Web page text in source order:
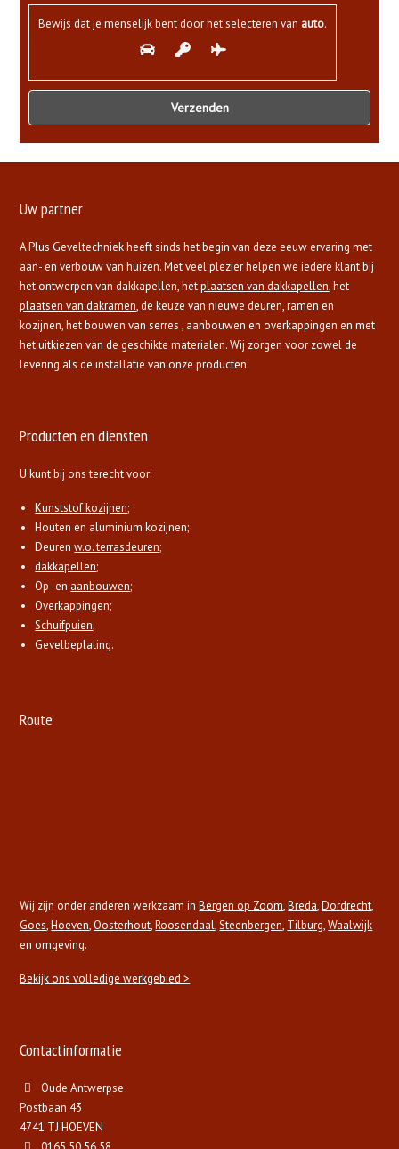
Bewijs dat je menselijk bent door het selecteren van auto.
Uw partner
A Plus Geveltechniek heeft sinds het begin van deze eeuw ervaring met
aan- en verbouw van huizen. Met veel plezier helpen we iedere klant bij
het ontwerpen van dakkapellen, hetplaatsen van dakkapellen, het
plaatsen van dakramen, de keuze van nieuwe deuren, ramen en
kozijnen, het bouwen van serres , aanbouwen en overkappingen en met
het uitkiezen van de geschikte materialen. Wij zorgen voor zowel de
levering als de installatie van onze producten.
Producten en diensten
U kunt bij ons terecht voor:
Kunststof kozijnen;
Houten en aluminium kozijnen;
Deurenw.o. terrasdeuren;
dakkapellen;
Op- en aanbouwen;
Overkappingen;
Schuifpuien;
Gevelbeplating.
Route
Wij zijn onder anderen werkzaam inBergen op Zoom,Breda,Dordrecht,
Goes,Hoeven,Oosterhout,Roosendaal,Steenbergen, Tilburg,Waalwijk
en omgeving.
Bekijk ons volledige werkgebied >
Contactinformatie
Oude Antwerpse
Postbaan 43
4741 TJ HOEVEN